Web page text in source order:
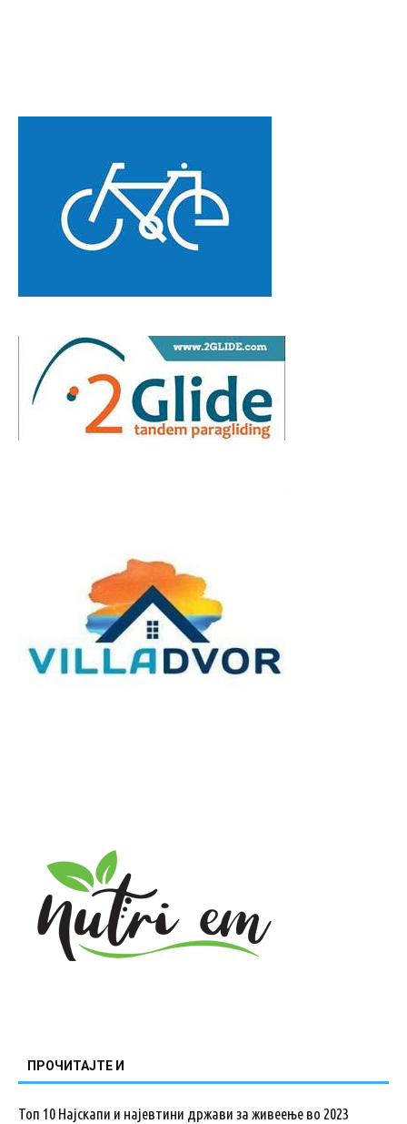
ПРОЧИТАЈТЕ И
Топ 10 Најскапи и најевтини држави за живеење во 2023